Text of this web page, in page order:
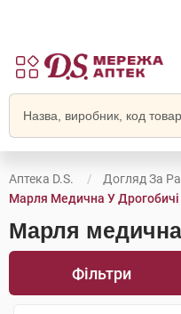
Аптека D.S. Догляд За
Марля Медична У Дрогобичі
Марля медична
Фільтри